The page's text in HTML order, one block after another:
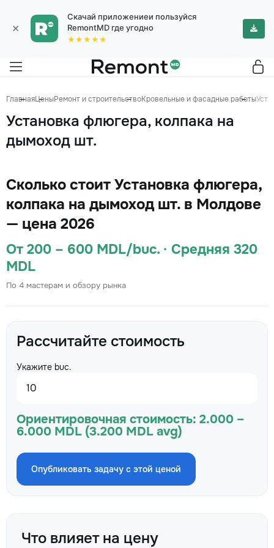
×
Скачай приложениеи пользуйся
RemontMD где угодно
★★★★★
ГлавнаяЦеныРемонт и строительствоКровельные и фасадные работы
Установка флюгера, колпака на
дымоход шт.
Сколько стоит Установка флюгера,
колпака на дымоход шт. в Молдове
— цена 2026
От 200 – 600 MDL/buc. · Средняя 320
MDL
По 4 мастерам и обзору рынка
Рассчитайте стоимость
Укажите buc.
Ориентировочная стоимость: 2.000 –
6.000 MDL (3.200 MDL avg)
Опубликовать задачу с этой ценой
Что влияет на цену